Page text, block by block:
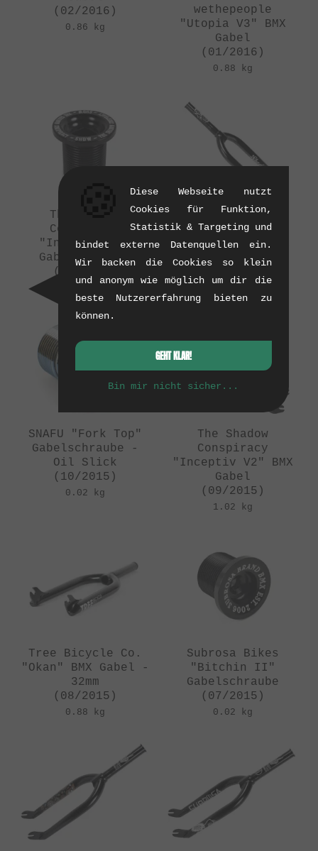
(02/2016)
0.86 kg
wethepeople
"Utopia V3" BMX
Gabel
(01/2016)
0.88 kg
The Shadow
Conspiracy
"Inceptiv V2"
Gabelschraube
(11/2015)
The Shadow
Conspiracy
"Captive V2" BMX
Gabel
SNAFU "Fork Top"
Gabelschraube -
Oil Slick
(10/2015)
0.02 kg
The Shadow
Conspiracy
"Inceptiv V2" BMX
Gabel
(09/2015)
1.02 kg
Tree Bicycle Co.
"Okan" BMX Gabel -
32mm
(08/2015)
0.88 kg
Subrosa Bikes
"Bitchin II"
Gabelschraube
(07/2015)
0.02 kg
Diese Webseite nutzt
Cookies für Funktion,
Statistik & Targeting und
bindet externe Datenquellen ein.
Wir backen die Cookies so klein
und anonym wie möglich um dir die
beste Nutzererfahrung bieten zu
können.
GEHT KLAR!
Bin mir nicht sicher...